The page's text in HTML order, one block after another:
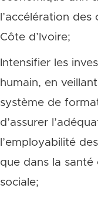
l’accélération
Côte d’Ivoire;
Intensifier les
humain, en
système de
d’assurer
l’employabilité
que dans la
sociale;